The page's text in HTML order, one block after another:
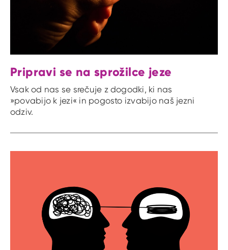
Pripravi se na sprožilce jeze
Vsak od nas se srečuje z dogodki, ki nas
»povabijo k jezi« in pogosto izvabijo naš jezni
odziv.